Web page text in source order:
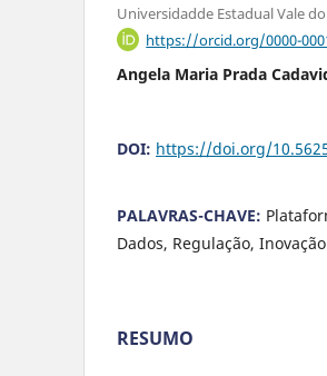
Universidadde Estadual Vale
https://orcid.org/0000-
Angela Maria Prada
DOI: https://doi.org/
PALAVRAS-CHAVE:
Dados, Regulação,
RESUMO